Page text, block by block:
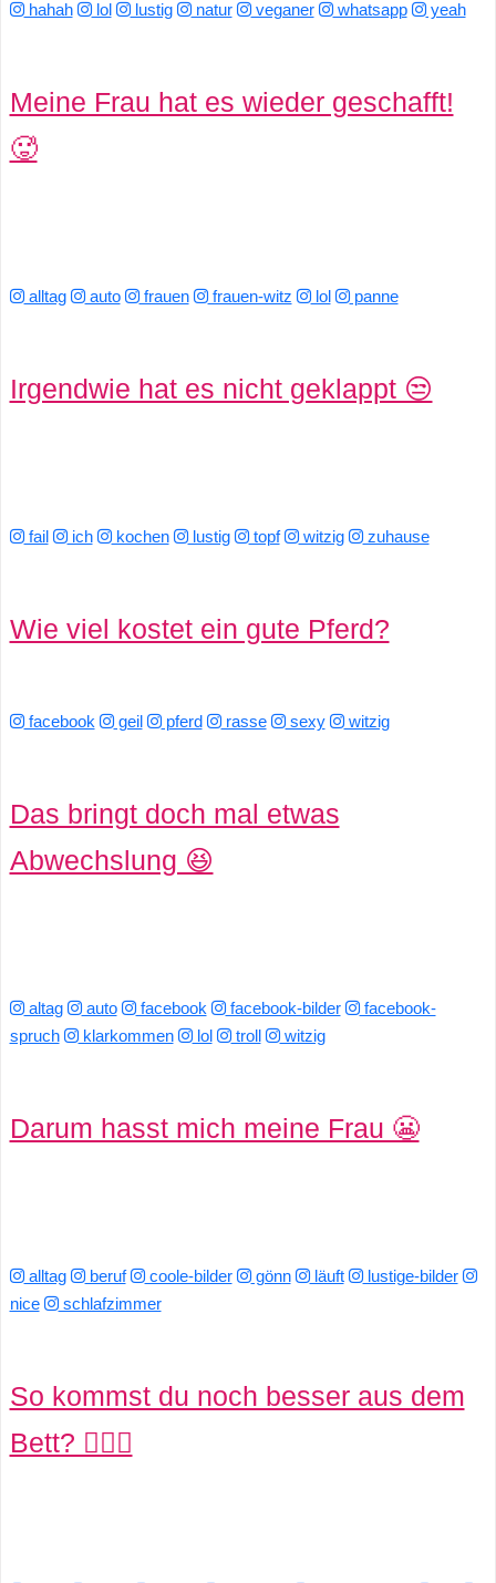
S
S
b
L
n
x
x
F
r
o
d
hahah lol lustig natur veganer whatsapp yeah
Meine Frau hat es wieder geschafft!
🥵
alltag auto frauen frauen-witz lol panne
Irgendwie hat es nicht geklappt 😒
fail ich kochen lustig topf witzig zuhause
Wie viel kostet ein gute Pferd?
facebook geil pferd rasse sexy witzig
Das bringt doch mal etwas
Abwechslung 😆
altag auto facebook facebook-bilder
facebook-
spruch
klarkommen lol troll witzig
Darum hasst mich meine Frau 😬
alltag beruf coole-bilder gönn läuft
lustige-bilder
nice
schlafzimmer
So kommst du noch besser aus dem
Bett? 💇🏼‍♀️